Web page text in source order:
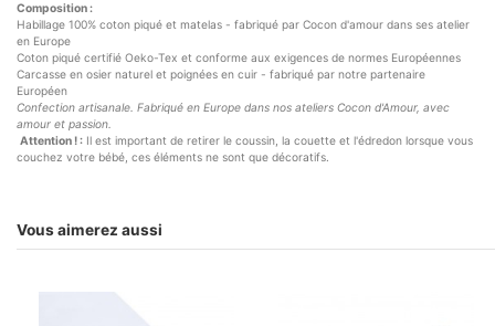
Composition :
Habillage 100% coton piqué et matelas - fabriqué par Cocon d'amour dans ses atelier
en Europe
Coton piqué certifié Oeko-Tex et conforme aux exigences de normes Européennes
Carcasse en osier naturel et poignées en cuir - fabriqué par notre partenaire
Européen
Confection artisanale. Fabriqué en Europe dans nos ateliers Cocon d'Amour, avec
amour et passion.
Attention ! : Il est important de retirer le coussin, la couette et l'édredon lorsque vous
couchez votre bébé, ces éléments ne sont que décoratifs.
Vous aimerez aussi